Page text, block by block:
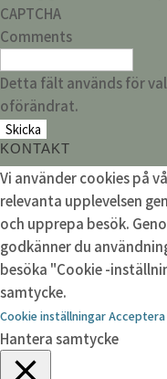
CAPTCHA
Comments
Detta fält används för
oförändrat.
KONTAKT
Vi använder cookies på
relevanta upplevelsen
och upprepa besök.
godkänner du
besöka "Cookie -
samtycke.
Cookie inställningarAcceptera
Hantera samtycke